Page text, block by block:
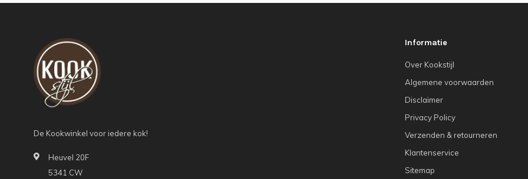
De Kookwinkel voor iedere kok!
Heuvel 20F
5341 CW
Informatie
Over Kookstijl
Algemene voorwaarden
Disclaimer
Privacy Policy
Verzenden & retourneren
Klantenservice
Sitemap